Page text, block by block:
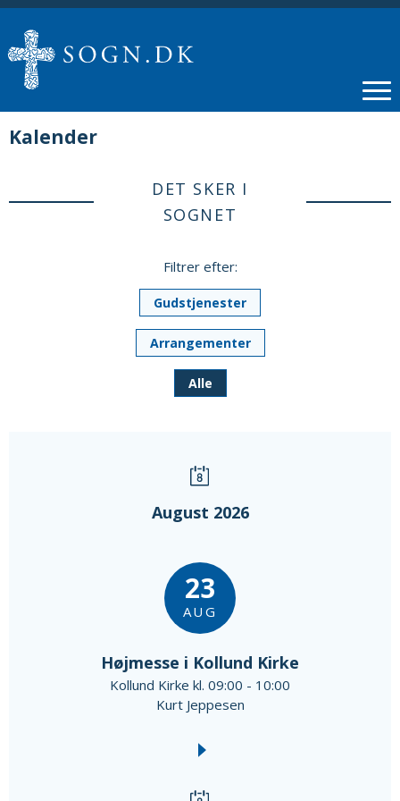
Kalender
DET SKER I
SOGNET
Filtrer efter:
Gudstjenester
Arrangementer
Alle
August 2026
23
AUG
Højmesse i Kollund Kirke
Kollund Kirke kl. 09:00 - 10:00
Kurt Jeppesen